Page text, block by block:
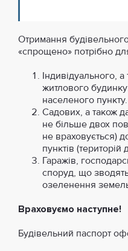
Отримання
«спрощено» потрібно
Індивідуального,
житлового
населеного пункту.
Садових, а також
не більше двох
не враховується)
пунктів
Гаражів,
споруд, що
озеленення
Враховуємо наступне!
Будівельний паспорт